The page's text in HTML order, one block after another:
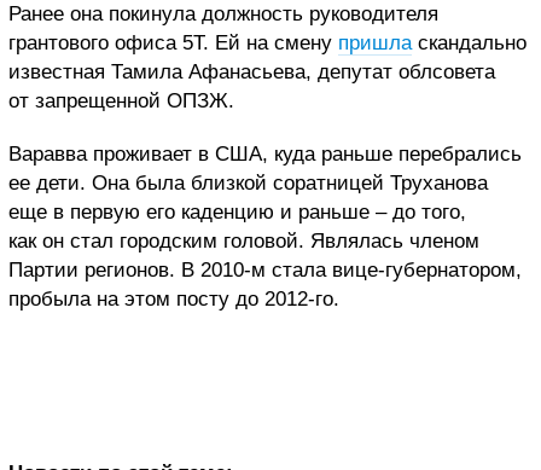
Ранее она покинула должность руководителя
грантового офиса 5Т. Ей на смену пришла скандально
известная Тамила Афанасьева, депутат облсовета
от запрещенной ОПЗЖ.
Варавва проживает в США, куда раньше перебрались
ее дети. Она была близкой соратницей Труханова
еще в первую его каденцию и раньше – до того,
как он стал городским головой. Являлась членом
Партии регионов. В 2010-м стала вице-губернатором,
пробыла на этом посту до 2012-го.